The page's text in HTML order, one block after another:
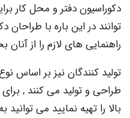
دفتر و محل کار برایشان
این باره با طراحان
های لازم را از آنان بخواهند .
نیز بر اساس نوع سفارش
می کنند , برای اینکه
نمایید می توانید به چند